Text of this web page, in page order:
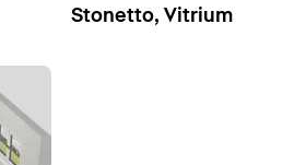
Stonetto, Vitrium